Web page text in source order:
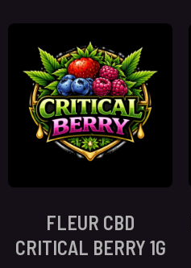
FLEUR CBD
CRITICAL BERRY 1G